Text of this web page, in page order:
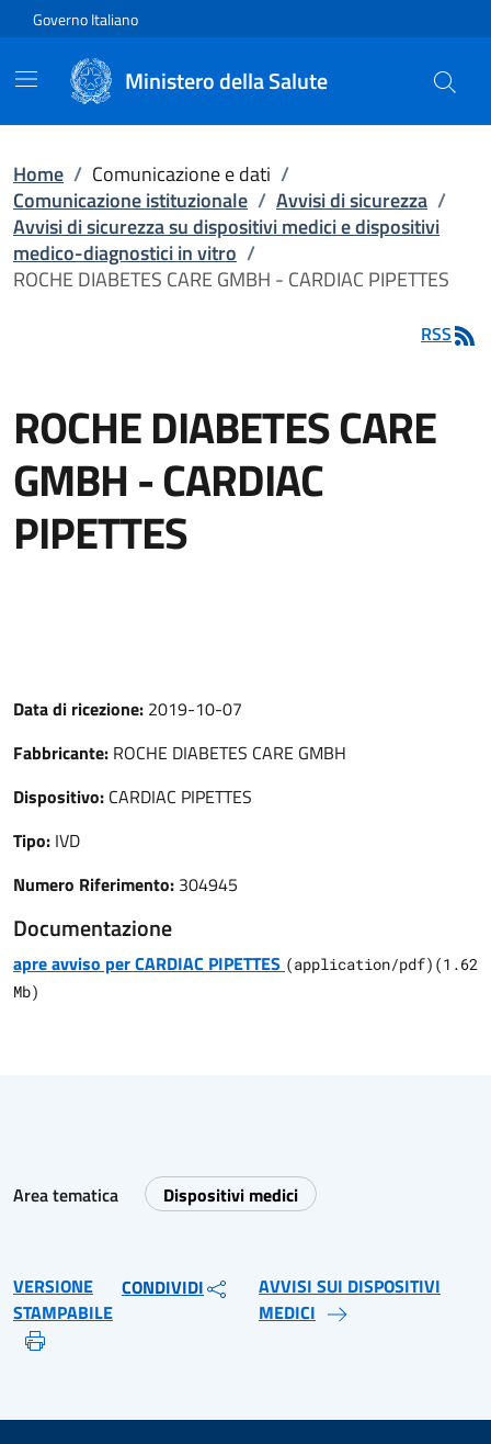
Vai direttamente al contenuto
Governo Italiano
Ministero della Salute
Home / Comunicazione e dati /
Comunicazione istituzionale / Avvisi di sicurezza /
Avvisi di sicurezza su dispositivi medici e dispositivi
medico-diagnostici in vitro /
ROCHE DIABETES CARE GMBH - CARDIAC PIPETTES
RSS
ROCHE DIABETES CARE
GMBH - CARDIAC
PIPETTES
Data di ricezione: 2019-10-07
Fabbricante: ROCHE DIABETES CARE GMBH
Dispositivo: CARDIAC PIPETTES
Tipo: IVD
Numero Riferimento: 304945
Documentazione
apre avviso per CARDIAC PIPETTES (application/pdf) (1.62
Mb)
Area tematica Dispositivi medici
VERSIONE
STAMPABILE
CONDIVIDI
AVVISI SUI DISPOSITIVI
MEDICI